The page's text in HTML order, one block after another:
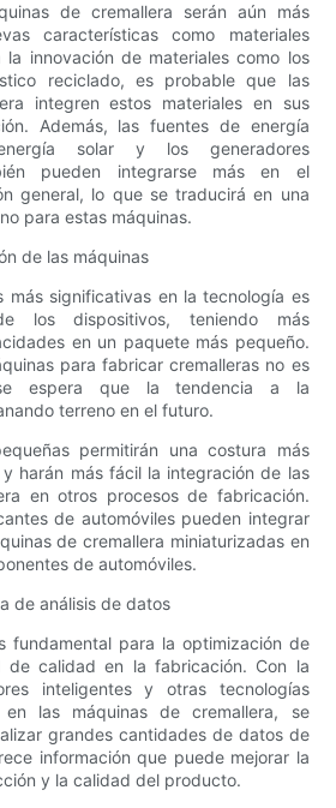
de cremallera serán aún más
características como materiales
la innovación de materiales como los
reciclado, es probable que las
integren estos materiales en sus
Además, las fuentes de energía
solar y los generadores
pueden integrarse más en el
general, lo que se traducirá en una
para estas máquinas.
de las máquinas
más significativas en la tecnología es
los dispositivos, teniendo más
en un paquete más pequeño.
para fabricar cremalleras no es
espera que la tendencia a la
terreno en el futuro.
permitirán una costura más
harán más fácil la integración de las
en otros procesos de fabricación.
de automóviles pueden integrar
de cremallera miniaturizadas en
de automóviles.
de análisis de datos
fundamental para la optimización de
de calidad en la fabricación. Con la
inteligentes y otras tecnologías
las máquinas de cremallera, se
grandes cantidades de datos de
información que puede mejorar la
y la calidad del producto.